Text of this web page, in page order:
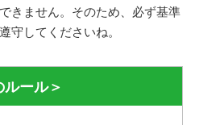
きません。そのため、必ず基準
守してくださいね。
ール＞